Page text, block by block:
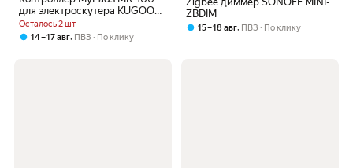
для электроскутера KUGOO
M4 с ЖК-дисплеем, 48 В, 500
Вт
Осталось 2 шт
14 – 17 авг, ПВЗ По клику
ZBDIM
15 – 18 авг, ПВЗ По клику